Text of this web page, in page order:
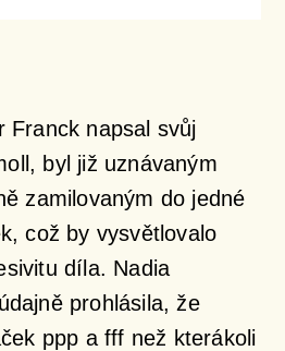
Franck napsal svůj
, byl již uznávaným
zamilovaným do jedné
což by vysvětlovalo
díla. Nadia
prohlásila, že
ppp a fff než kterákoli